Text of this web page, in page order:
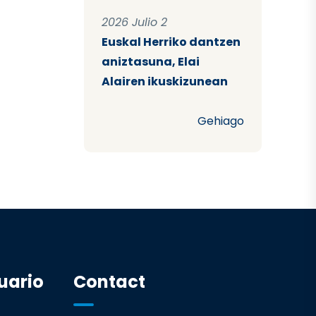
2026 Julio 2
Euskal Herriko dantzen
aniztasuna, Elai
Alairen ikuskizunean
Gehiago
Contact